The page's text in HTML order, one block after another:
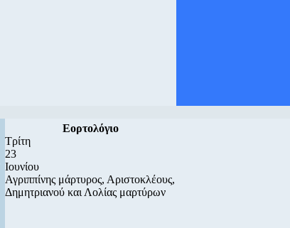
Εορτολόγιο
Τρίτη
23
Ιουνίου
Αγριππίνης μάρτυρος, Αριστοκλέους,
Δημητριανού και Λολίας μαρτύρων